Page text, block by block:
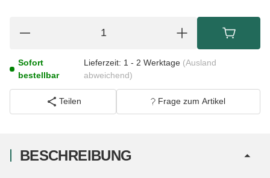
Sofort
bestellbar
Lieferzeit: 1 - 2 Werktage (Ausland
abweichend)
Teilen Frage zum Artikel
BESCHREIBUNG